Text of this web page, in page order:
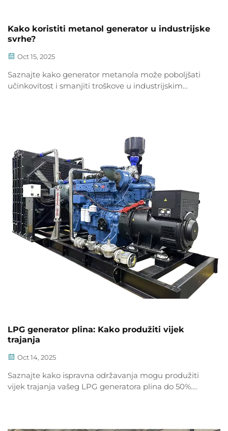
Kako koristiti metanol generator u industrijske
svrhe?
Oct 15, 2025
Saznajte kako generator metanola može poboljšati
učinkovitost i smanjiti troškove u industrijskim
LPG generator plina: Kako produžiti vijek
trajanja
Oct 14, 2025
Saznajte kako ispravna održavanja mogu produžiti
vijek trajanja vašeg LPG generatora plina do 50%.